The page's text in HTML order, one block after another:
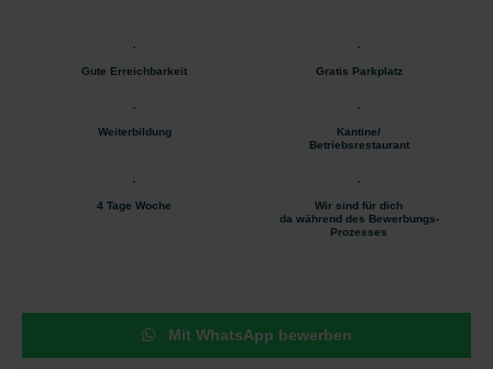
Gute Erreichbarkeit Gratis Parkplatz
Weiterbildung
Kantine/
Betriebsrestaurant
4 Tage Woche
Wir sind für dich
da während des Bewerbungs-
Prozesses
Mit WhatsApp bewerben